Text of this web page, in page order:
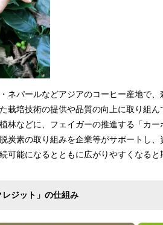
ネパールなどアジアのコーヒー産地で
栽培技術の提供や品質の向上に取り組
林などに、フェイガーの推進する「カ
炭素の取り組みを企業等がサポートし
可能になるとともに広がりやすくなると
ジット」の仕組み